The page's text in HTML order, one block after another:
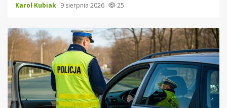
Karol Kubiak 9 sierpnia 2026 25